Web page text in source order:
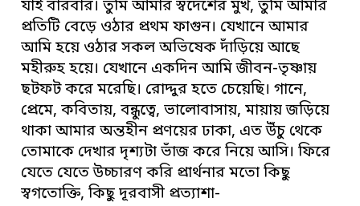
যাই বারবার। তুমি আমার স্বদেশের মুখ, তুমি আমার
প্রতিটি বেড়ে ওঠার প্রথম ফাগুন। যেখানে আমার
আমি হয়ে ওঠার সকল অভিষেক দাঁড়িয়ে আছে
মহীরুহ হয়ে। যেখানে একদিন আমি জীবন-তৃষ্ণায়
ছটফট করে মরেছি। রোদ্দুর হতে চেয়েছি। গানে,
প্রেমে, কবিতায়, বন্ধুত্বে, ভালোবাসায়, মায়ায় জড়িয়ে
থাকা আমার অন্তহীন প্রণয়ের ঢাকা, এত উঁচু থেকে
তোমাকে দেখার দৃশ্যটা ভাঁজ করে নিয়ে আসি। ফিরে
যেতে যেতে উচ্চারণ করি প্রার্থনার মতো কিছু
স্বগতোক্তি, কিছু দূরবাসী প্রত্যাশা-